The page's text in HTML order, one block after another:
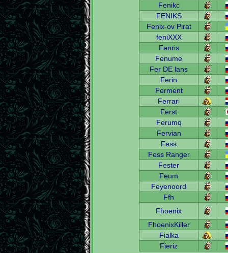
Fenikc
FENIKS
Fenix-ov Pirat
feniXXX
Fenris
Fenume
Fer DE lans
Ferin
Ferment
Ferrari
Ferst
Ferumq
Fervian
Fess
Fess Ranger
Fester
Feum
Feyenoord
Ffh
Fhoenix
FhoenixKiller
Fialka
Fieriz